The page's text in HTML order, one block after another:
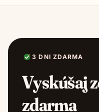
3 DNI ZDARMA
Vyskúšaj
zdarma